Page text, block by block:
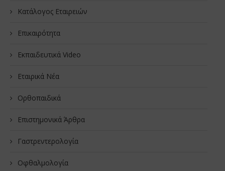
Κατάλογος Εταιρειών
Επικαιρότητα
Εκπαιδευτικά Video
Εταιρικά Νέα
Oρθοπαιδικά
Επιστημονικά Άρθρα
Γαστρεντερολογία
Οφθαλμολογία